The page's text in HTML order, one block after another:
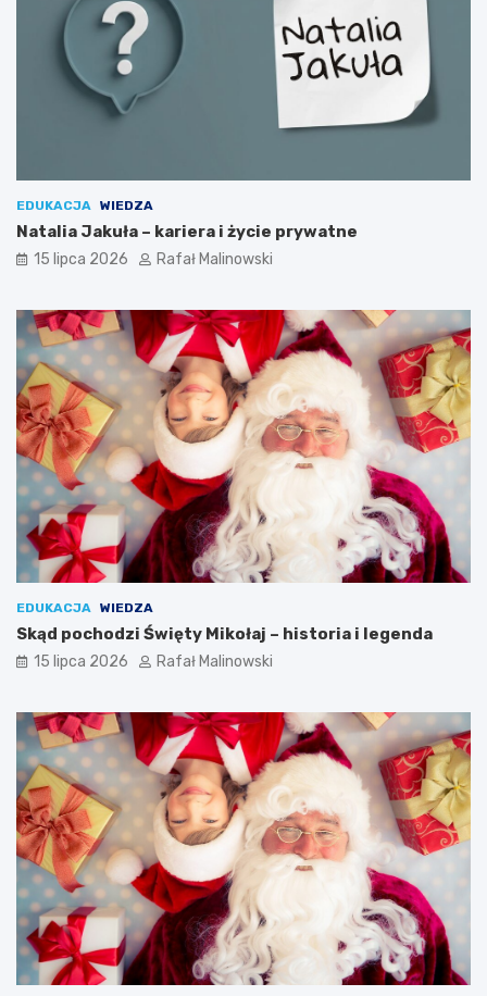
EDUKACJA WIEDZA
Natalia Jakuła – kariera i życie prywatne
15 lipca 2026 Rafał Malinowski
EDUKACJA WIEDZA
Skąd pochodzi Święty Mikołaj – historia i legenda
15 lipca 2026 Rafał Malinowski